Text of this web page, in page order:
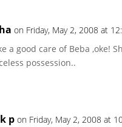
on Friday, May 2, 2008 at
a good care of Beba ,oke!
possession..
p on Friday, May 2, 2008 at